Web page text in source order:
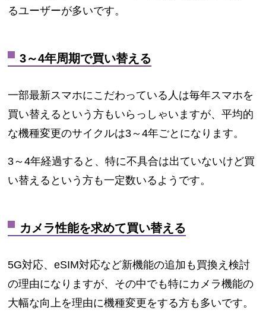
るユーザーが多いです。
3～4年周期で買い替える
一部最新スマホにこだわっている人は毎年スマホを
買い替えるという方もいらっしゃいますが、平均的
な機種変更のサイクルは3～4年ごとになります。
3～4年経過すると、特に不具合は出ていないけど買
い替えるという方も一定数いるようです。
カメラ性能を求めて買い替える
5G対応、eSIM対応など新機能の追加も買換え検討
の理由になりますが、その中でも特にカメラ機能の
大幅な向上を理由に機種変更をする方も多いです。